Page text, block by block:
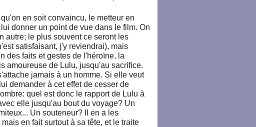
en soit convaincu, le metteur en
donner un point de vue dans le film. On
autre; le plus souvent ce seront les
satisfaisant, j'y reviendrai), mais
des faits et gestes de l'héroïne, la
amoureuse de Lulu, jusqu'au sacrifice.
jamais à un homme. Si elle veut
demander à cet effet de cesser de
quel est donc le rapport de Lulu à
elle jusqu'au bout du voyage? Un
Un souteneur? Il en a les
en fait surtout à sa tête, et le traite